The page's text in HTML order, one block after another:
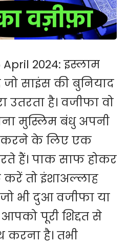
2024: इस्लाम
साइंस की बुनियाद
उतरता है। वजीफा वो
मुस्लिम बंधु अपनी
करने के लिए एक
हैं। पाक साफ होकर
तो इंशाअल्लाह
भी दुआ वजीफा या
पूरी शिद्दत से
है। तभी